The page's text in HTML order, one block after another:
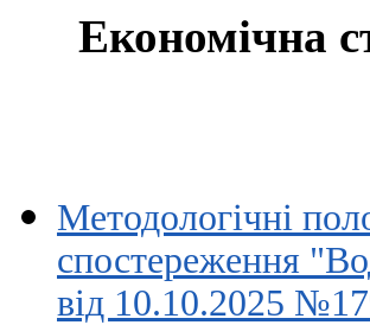
Економічна
Методологічні
спостереження
від 10.10.2025